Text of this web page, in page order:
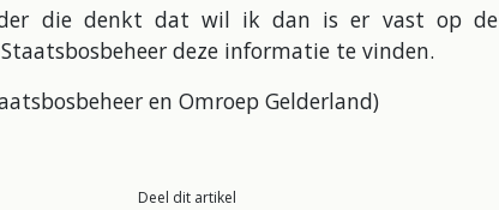
die denkt dat wil ik dan is er vast op de
deze informatie te vinden.
en Omroep Gelderland)
Deel dit artikel